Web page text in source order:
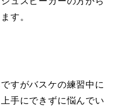
す。
すがバスケの練習中に
手にできずに悩んでい